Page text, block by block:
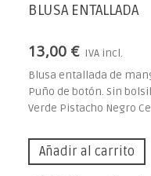
BLUSA ENTALLADA
13,00 € IVA incl.
Blusa entallada de
Puño de botón. Sin
Verde Pistacho Negro
Añadir al carrito